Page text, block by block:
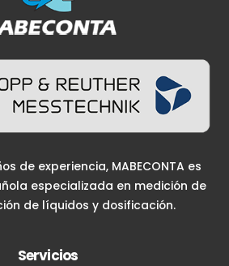
de experiencia, MABECONTA es
especializada en medición de
de líquidos y dosificación.
Servicios